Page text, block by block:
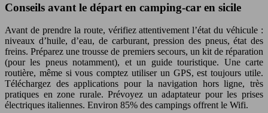
Conseils avant le départ en camping-car en sicile
Avant de prendre la route, vérifiez attentivement l’état du véhicule :
niveaux d’huile, d’eau, de carburant, pression des pneus, état des
freins. Préparez une trousse de premiers secours, un kit de réparation
(pour les pneus notamment), et un guide touristique. Une carte
routière, même si vous comptez utiliser un GPS, est toujours utile.
Téléchargez des applications pour la navigation hors ligne, très
pratiques en zone rurale. Prévoyez un adaptateur pour les prises
électriques italiennes. Environ 85% des campings offrent le Wifi.